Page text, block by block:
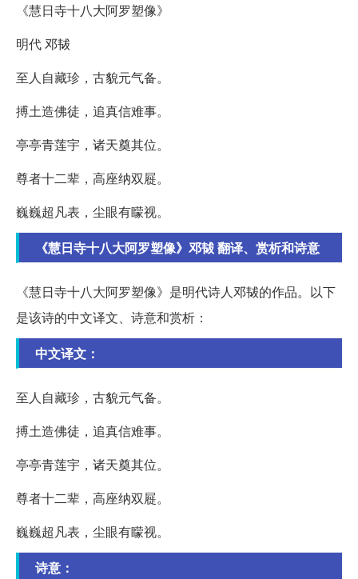
《慧日寺十八大阿罗塑像》
明代 邓韨
至人自藏珍，古貌元气备。
搏土造佛徒，追真信难事。
亭亭青莲宇，诸天奠其位。
尊者十二辈，高座纳双屣。
巍巍超凡表，尘眼有矇视。
《慧日寺十八大阿罗塑像》邓韨 翻译、赏析和诗意
《慧日寺十八大阿罗塑像》是明代诗人邓韨的作品。以下
是该诗的中文译文、诗意和赏析：
中文译文：
至人自藏珍，古貌元气备。
搏土造佛徒，追真信难事。
亭亭青莲宇，诸天奠其位。
尊者十二辈，高座纳双屣。
巍巍超凡表，尘眼有矇视。
诗意：